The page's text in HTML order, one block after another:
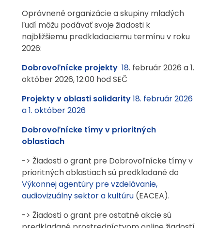
Oprávnené organizácie a skupiny mladých
ľudí môžu podávať svoje žiadosti k
najbližšiemu predkladaciemu termínu v roku
2026:
Dobrovoľnícke projekty 18. február 2026 a 1.
október 2026, 12:00 hod SEČ
Projekty v oblasti solidarity18. február 2026
a 1. október 2026
Dobrovoľnícke tímy v prioritných
oblastiach
-> Žiadosti o grant pre Dobrovoľnícke tímy v
prioritných oblastiach sú predkladané do
Výkonnej agentúry pre vzdelávanie,
audiovizuálny sektor a kultúru (EACEA).
-> Žiadosti o grant pre ostatné akcie sú